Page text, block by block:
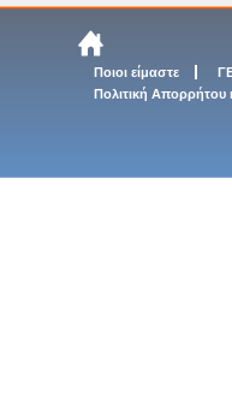
Ποιοι είμαστε
Πολιτική